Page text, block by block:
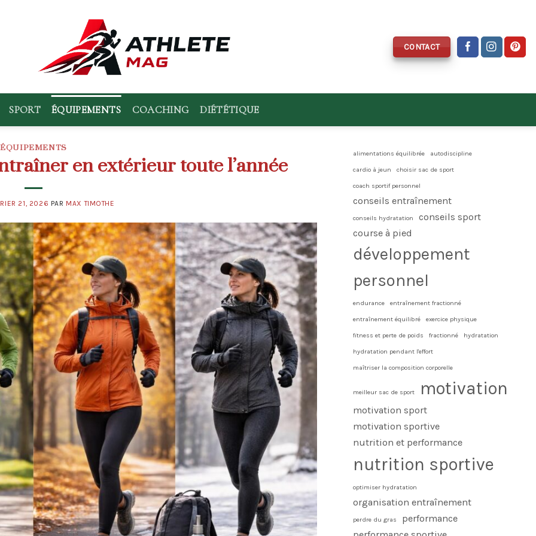
CONTACT
SPORT ÉQUIPEMENTS COACHING DIÉTÉTIQUE
ÉQUIPEMENTS
en extérieur toute l’année
21, 2026 PAR MAX TIMOTHE
alimentations équilibrée autodiscipline
cardio à jeun choisir sac de sport
coach sportif personnel
conseils entraînement
conseils hydratation
conseils sport
course à pied
développement
personnel
endurance entraînement fractionné
entraînement équilibré exercice physique
fitness et perte de poids fractionné hydratation
hydratation pendant l'effort
maîtriser la composition corporelle
meilleur sac de sport motivation
motivation sport
motivation sportive
nutrition et performance
nutrition sportive
optimiser hydratation
organisation entraînement
perdre du gras
performance